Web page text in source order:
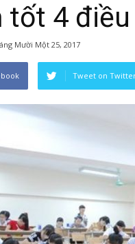
tốt 4 điều
Mười Một 25, 2017
Tweet on